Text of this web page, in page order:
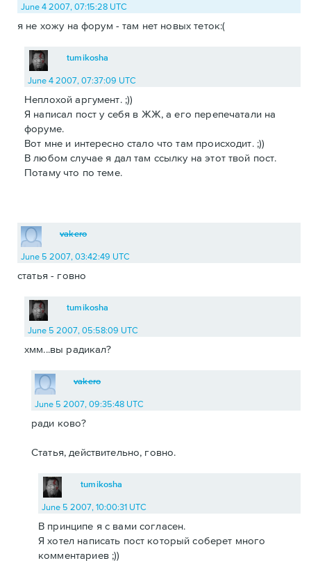
June 4 2007, 07:15:28 UTC
я не хожу на форум - там нет новых теток:(
tumikosha
June 4 2007, 07:37:09 UTC
Неплохой аргумент. ;))
Я написал пост у себя в ЖЖ, а его перепечатали на
форуме.
Вот мне и интересно стало что там происходит. ;))
В любом случае я дал там ссылку на этот твой пост.
Потаму что по теме.
vakero
June 5 2007, 03:42:49 UTC
статья - говно
tumikosha
June 5 2007, 05:58:09 UTC
хмм...вы радикал?
vakero
June 5 2007, 09:35:48 UTC
ради ково?
Статья, действительно, говно.
tumikosha
June 5 2007, 10:00:31 UTC
В принципе я с вами согласен.
Я хотел написать пост который соберет много
комментариев ;))